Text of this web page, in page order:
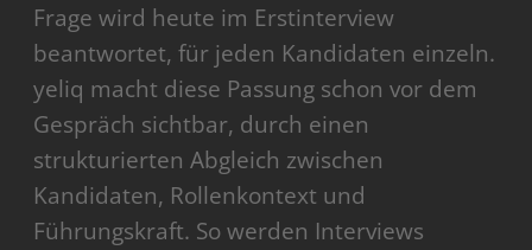
Frage wird heute im Erstinterview
beantwortet, für jeden Kandidaten einzeln.
yeliq macht diese Passung schon vor dem
Gespräch sichtbar, durch einen
strukturierten Abgleich zwischen
Kandidaten, Rollenkontext und
Führungskraft. So werden Interviews